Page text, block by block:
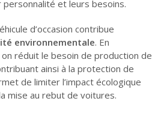
et leurs besoins.
d’occasion contribue
environnementale. En
réduit le besoin de production de
ainsi à la protection de
de limiter l’impact écologique
mise au rebut de voitures.